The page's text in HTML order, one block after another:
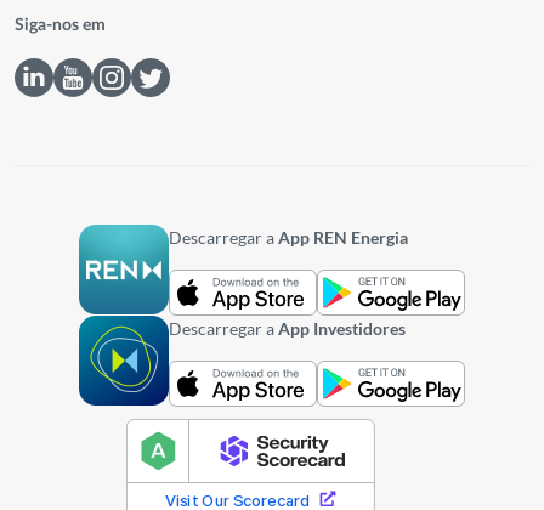
Siga-nos em
Descarregar aApp REN Energia
Descarregar aApp Investidores